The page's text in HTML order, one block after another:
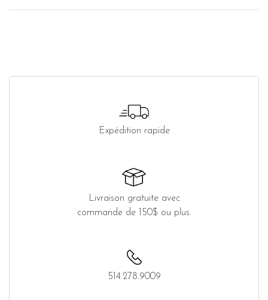
Expédition rapide
Livraison gratuite avec
commande de 150$ ou plus.
514.278.9009